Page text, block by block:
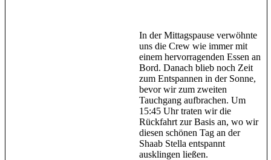
In der Mittagspause verwöhnte
uns die Crew wie immer mit
einem hervorragenden Essen an
Bord. Danach blieb noch Zeit
zum Entspannen in der Sonne,
bevor wir zum zweiten
Tauchgang aufbrachen. Um
15:45 Uhr traten wir die
Rückfahrt zur Basis an, wo wir
diesen schönen Tag an der
Shaab Stella entspannt
ausklingen ließen.